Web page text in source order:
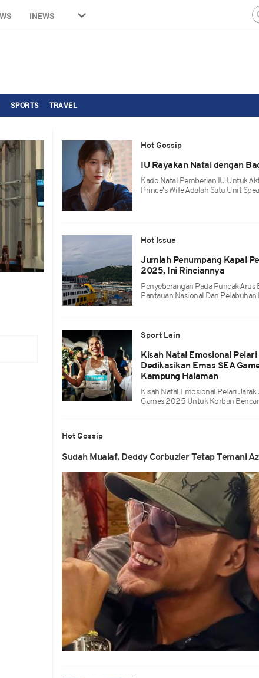
INEWS
SPORTS TRAVEL
Hot Gossip
IU Rayakan Natal dengan
Kado Natal Pemberian IU Untuk
Prince's Wife Adalah Satu Unit
Hot Issue
Jumlah Penumpang Kapal
2025, Ini Rinciannya
Penyeberangan Pada Puncak
Pantauan Nasional Dan
Sport Lain
Kisah Natal Emosional
Dedikasikan Emas SEA
Kampung Halaman
Kisah Natal Emosional Pelari Jarak
Games 2025 Untuk Korban
Hot Gossip
Sudah Mualaf, Deddy Corbuzier Tetap Temani